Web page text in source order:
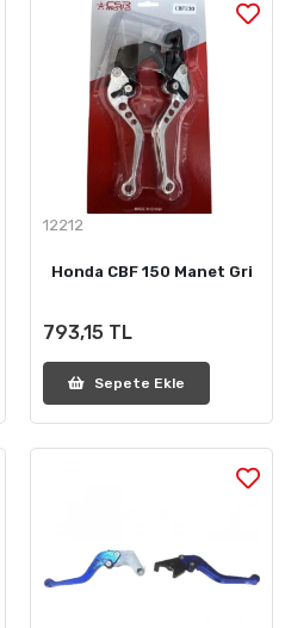
12212
Honda CBF 150 Manet Gri
793,15 TL
Sepete Ekle